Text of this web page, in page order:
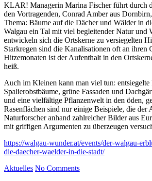
KLAR! Managerin Marina Fischer führt durch
den Vortragenden, Conrad Amber aus
Thema: Bäume auf die Dächer und Wälder in
Walgau ein Tal mit viel begleitender Natur und
entwickeln sich die Ortskerne zu versiegelten
Starkregen sind die Kanalisationen oft an ihren
Hitzemonaten ist der Aufenthalt in den
heiß.
Auch im Kleinen kann man viel tun: entsiegelte
Spalierobstbäume, grüne Fassaden und
und eine vielfältige Pflanzenwelt in den öden,
Rasenflächen sind nur einige Beispiele, die der
Naturforscher anhand zahlreicher Bilder aus
mit griffigen Argumenten zu überzeugen
https://walgau-wunder.at/events/der-walgau-
die-daecher-waelder-in-die-stadt/
Aktuelles No Comments